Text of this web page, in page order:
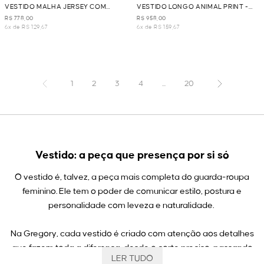
VESTIDO MALHA JERSEY COM
FIVELA - MARINHO
R$ 778,00
6x de R$ 129,67
VESTIDO LONGO ANIMAL PRINT -
MARROM
R$ 958,00
6x de R$ 159,67
1 2 3 4 ... 20
Vestido: a peça que presença por si só
O vestido é, talvez, a peça mais completa do guarda-roupa
feminino. Ele tem o poder de comunicar estilo, postura e
personalidade com leveza e naturalidade.
Na Gregory, cada vestido é criado com atenção aos detalhes
que fazem toda a diferença: desde o corte preciso, passando
LER TUDO